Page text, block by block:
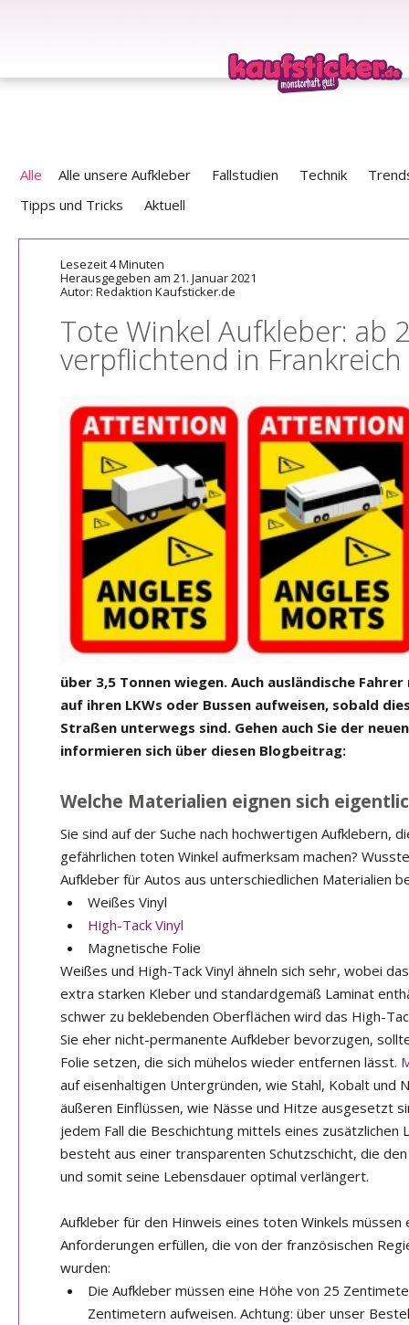
Alle Alle unsere Aufkleber Fallstudien Technik
Tipps und Tricks
Aktuell
Lesezeit 4 Minuten
Herausgegeben am 21. Januar 2021
Autor: Redaktion Kaufsticker.de
Tote Winkel Aufkleber: ab
verpflichtend in Frankreich
über 3,5 Tonnen wiegen. Auch ausländische
auf ihren LKWs oder Bussen aufweisen, sobald
Straßen unterwegs sind. Gehen auch Sie der
informieren sich über diesen Blogbeitrag:
Welche Materialien eignen sich
Sie sind auf der Suche nach hochwertigen Aufklebern,
gefährlichen toten Winkel aufmerksam machen?
Aufkleber für Autos aus unterschiedlichen Materialien
Weißes Vinyl
High-Tack Vinyl
Magnetische Folie
Weißes und High-Tack Vinyl ähneln sich sehr, wobei
extra starken Kleber und standardgemäß Laminat
schwer zu beklebenden Oberflächen wird das High-
Sie eher nicht-permanente Aufkleber bevorzugen,
Folie setzen, die sich mühelos wieder entfernen lässt.
auf eisenhaltigen Untergründen, wie Stahl, Kobalt und
äußeren Einflüssen, wie Nässe und Hitze ausgesetzt
jedem Fall die Beschichtung mittels eines zusätzlichen
besteht aus einer transparenten Schutzschicht, die
und somit seine Lebensdauer optimal verlängert.
Aufkleber für den Hinweis eines toten Winkels müssen
Anforderungen erfüllen, die von der französischen
wurden:
Die Aufkleber müssen eine Höhe von 25
Zentimetern aufweisen. Achtung: über unser